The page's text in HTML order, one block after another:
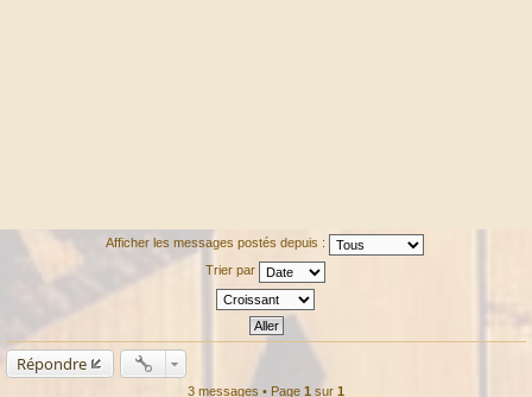
Afficher les messages postés depuis :
Trier par
Répondre
3 messages • Page 1 sur 1